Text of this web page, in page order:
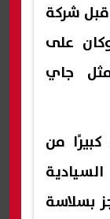
شركة
على
جاي
من
بسلاسة